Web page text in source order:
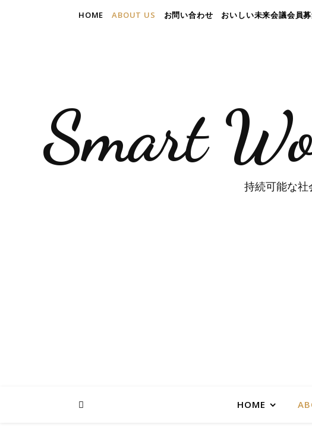
HOME ABOUT US お問い合わせ おいしい未来会議会員
Smart
持続可能な社
HOME